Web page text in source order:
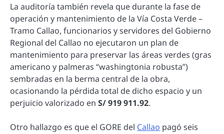
La auditoría también revela que durante la fase de
operación y mantenimiento de la Vía Costa Verde –
Tramo Callao, funcionarios y servidores del Gobierno
Regional del Callao no ejecutaron un plan de
mantenimiento para preservar las áreas verdes (gras
americano y palmeras “washingtonia robusta”)
sembradas en la berma central de la obra,
ocasionando la pérdida total de dicho espacio y un
perjuicio valorizado en S/ 919 911.92.
Otro hallazgo es que el GORE del Callao pagó seis